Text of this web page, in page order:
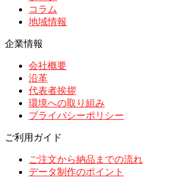
コラム
地域情報
企業情報
会社概要
沿革
代表者挨拶
環境への取り組み
プライバシーポリシー
ご利用ガイド
ご注文から納品までの流れ
データ制作のポイント